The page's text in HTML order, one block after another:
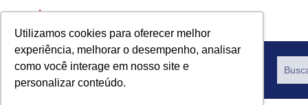
Utilizamos cookies para oferecer melhor
experiência, melhorar o desempenho, analisar
como você interage em nosso site e
personalizar conteúdo.
Productos